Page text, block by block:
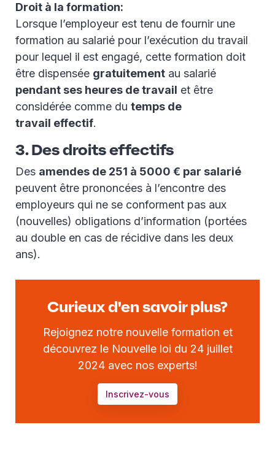
Droit à la formation:
Lorsque l’employeur est tenu de fournir une
formation au salarié pour l’exécution du travail
pour lequel il est engagé, cette formation doit
être dispensée gratuitement au salarié
pendant ses heures de travail et être
considérée comme du temps de
travail effectif.
3. Des droits effectifs
Des amendes de 251 à 5000 € par salarié
peuvent être prononcées à l’encontre des
employeurs qui ne se conforment pas aux
(nouvelles) obligations d’information (portées
au double en cas de récidive dans les deux
ans).
Curieux d'en savoir plus?
Rejoignez notre nouvelle formation et
découvrez le Nouvelle loi du 24 juillet
2024 avec nos experts!
Inscrivez-vous